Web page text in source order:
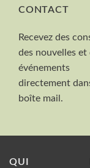
CONTACT
Recevez des
des nouvelles et
événements
directement
boîte mail.
QUI